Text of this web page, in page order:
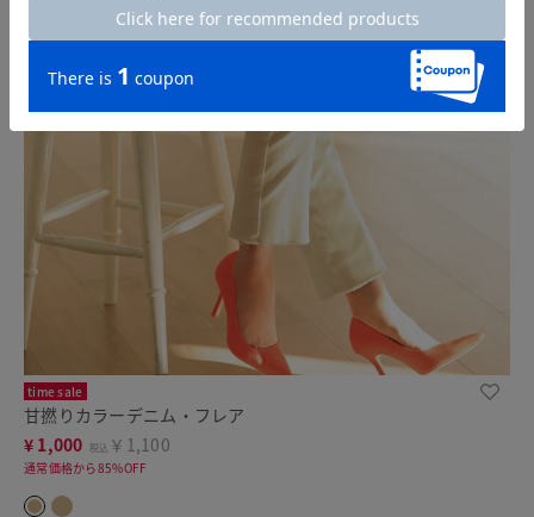
time sale
甘撚りカラーデニム・フレア
¥ 1,000 税込 ￥1,100
通常価格から85%OFF